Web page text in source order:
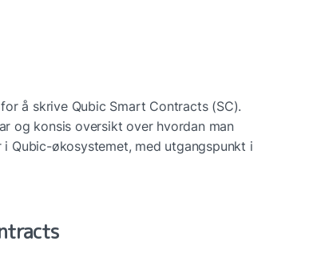
å skrive Qubic Smart Contracts (SC).
og konsis oversikt over hvordan man
Qubic-økosystemet, med utgangspunkt i